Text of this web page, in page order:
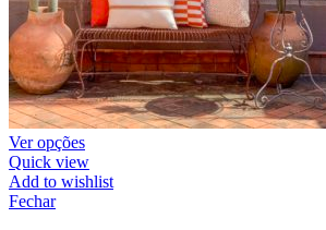
Ver opções
Quick view
Add to wishlist
Fechar